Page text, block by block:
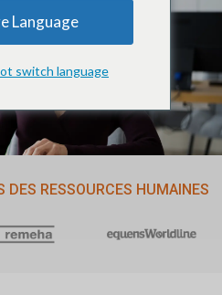
DES RESSOURCES HUMAINES
Language
switch language